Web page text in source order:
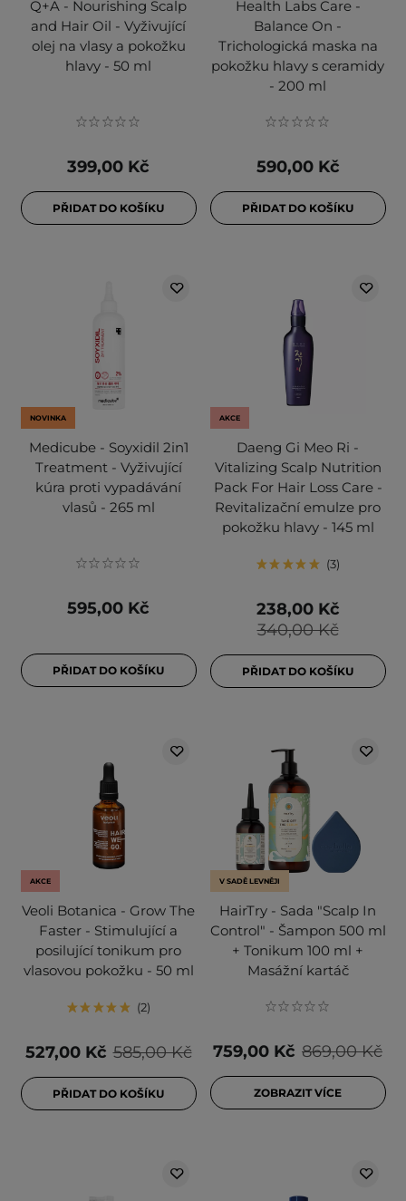
Q+A - Nourishing Scalp
and Hair Oil - Vyživující
olej na vlasy a pokožku
hlavy - 50 ml
399,00 Kč
PŘIDAT DO KOŠÍKU
Health Labs Care -
Balance On -
Trichologická maska na
pokožku hlavy s ceramidy
- 200 ml
590,00 Kč
PŘIDAT DO KOŠÍKU
NOVINKA
Medicube - Soyxidil 2in1
Treatment - Vyživující
kúra proti vypadávání
vlasů - 265 ml
595,00 Kč
PŘIDAT DO KOŠÍKU
AKCE
Daeng Gi Meo Ri -
Vitalizing Scalp Nutrition
Pack For Hair Loss Care -
Revitalizační emulze pro
pokožku hlavy - 145 ml
3
340,00 Kč
238,00 Kč
PŘIDAT DO KOŠÍKU
AKCE
Veoli Botanica - Grow The
Faster - Stimulující a
posilující tonikum pro
vlasovou pokožku - 50 ml
2
585,00 Kč
527,00 Kč
PŘIDAT DO KOŠÍKU
V SADĚ LEVNĚJI
HairTry - Sada "Scalp In
Control" - Šampon 500 ml
+ Tonikum 100 ml +
Masážní kartáč
869,00 Kč
759,00 Kč
ZOBRAZIT VÍCE